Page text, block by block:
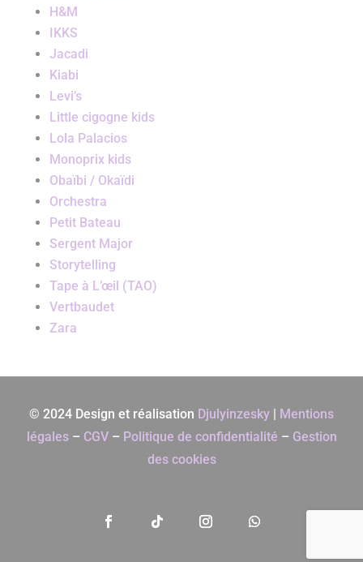
H&M
IKKS
Jacadi
Kiabi
Levi’s
Little cigogne kids
Lola Palacios
Monoprix kids
Obaïbi / Okaïdi
Orchestra
Petit Bateau
Sergent Major
Storytelling
Tape à L’œil (TAO)
Vertbaudet
Zara
© 2024 Design et réalisation Djulyinzesky
Mentions
légales– CGV– Politique de confidentialité – Gestion
des cookies